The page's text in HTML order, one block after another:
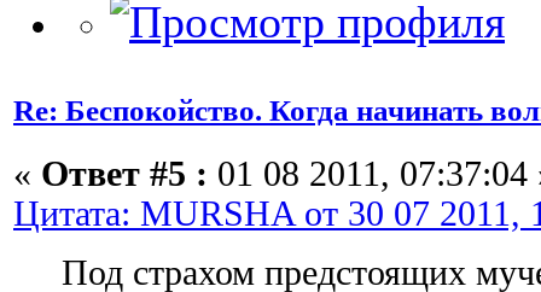
Re: Беспокойство. Когда начинать
« Ответ #5 : 01 08 2011, 07:37:04
Цитата: MURSHA от 30 07 2011,
Под страхом предстоящих